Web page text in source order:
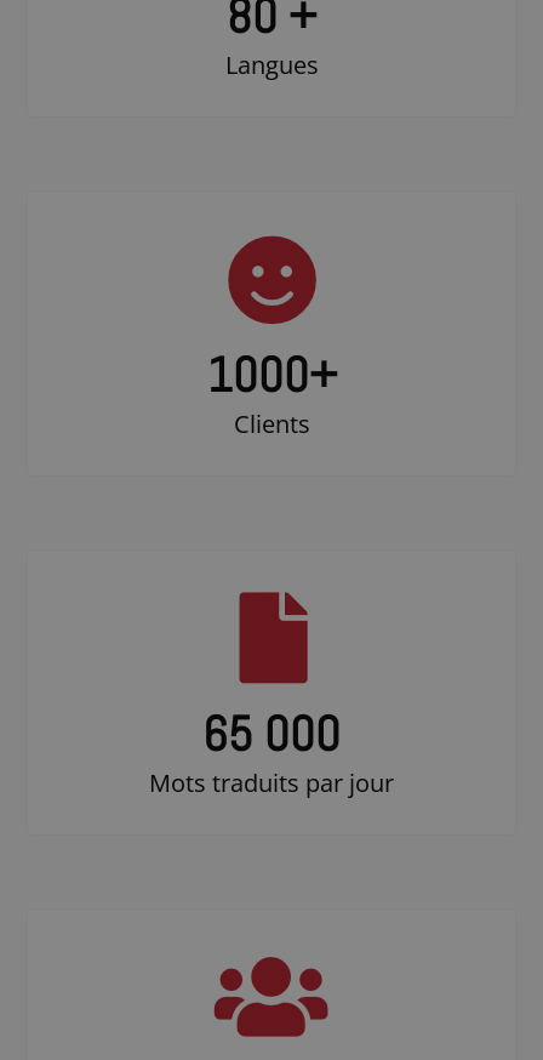
80 +
Langues
1000+
Clients
65 000
Mots traduits par jour